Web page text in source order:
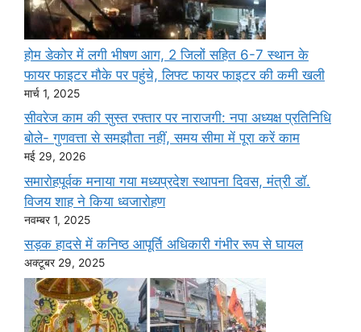
होम डेकोर में लगी भीषण आग, 2 जिलों सहित 6-7 स्थान के
फायर फाइटर मौके पर पहुंचे, लिफ्ट फायर फाइटर की कमी खली
मार्च 1, 2025
सीवरेज काम की सुस्त रफ्तार पर नाराजगी: नपा अध्यक्ष प्रतिनिधि
बोले- गुणवत्ता से समझौता नहीं, समय सीमा में पूरा करें काम
मई 29, 2026
समारोहपूर्वक मनाया गया मध्यप्रदेश स्थापना दिवस, मंत्री डॉ.
विजय शाह ने किया ध्वजारोहण
नवम्बर 1, 2025
सड़क हादसे में कनिष्ठ आपूर्ति अधिकारी गंभीर रूप से घायल
अक्टूबर 29, 2025